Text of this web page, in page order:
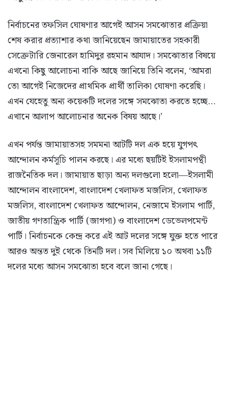
নির্বাচনের তফসিল ঘোষণার আগেই আসন সমঝোতার প্রক্রিয়া
শেষ করার প্রত্যাশার কথা জানিয়েছেন জামায়াতের সহকারী
সেক্রেটারি জেনারেল হামিদুর রহমান আযাদ। সমঝোতার বিষয়ে
এখনো কিছু আলোচনা বাকি আছে জানিয়ে তিনি বলেন, ‘আমরা
তো আগেই নিজেদের প্রাথমিক প্রার্থী তালিকা ঘোষণা করেছি।
এখন যেহেতু অন্য কয়েকটি দলের সঙ্গে সমঝোতা করতে হচ্ছে…
এখানে আলাপ আলোচনার অনেক বিষয় আছে।’
এখন পর্যন্ত জামায়াতসহ সমমনা আটটি দল এক হয়ে যুগপৎ
আন্দোলন কর্মসূচি পালন করছে। এর মধ্যে ছয়টিই ইসলামপন্থী
রাজনৈতিক দল। জামায়াত ছাড়া অন্য দলগুলো হলো—ইসলামী
আন্দোলন বাংলাদেশ, বাংলাদেশ খেলাফত মজলিস, খেলাফত
মজলিস, বাংলাদেশ খেলাফত আন্দোলন, নেজামে ইসলাম পার্টি,
জাতীয় গণতান্ত্রিক পার্টি (জাগপা) ও বাংলাদেশ ডেভেলপমেন্ট
পার্টি। নির্বাচনকে কেন্দ্র করে এই আট দলের সঙ্গে যুক্ত হতে পারে
আরও অন্তত দুই থেকে তিনটি দল। সব মিলিয়ে ১০ অথবা ১১টি
দলের মধ্যে আসন সমঝোতা হবে বলে জানা গেছে।